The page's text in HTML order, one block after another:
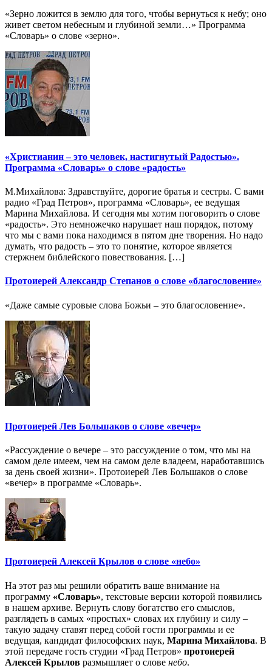
«Зерно ложится в землю для того, чтобы вернуться к небу; оно
живет светом небесным и глубиной земли…» Программа
«Словарь» о слове «зерно».
«Христианин – это человек, настигнутый Радостью».
Программа «Словарь» о слове «радость»
М.Михайлова: Здравствуйте, дорогие братья и сестры. С вами
радио «Град Петров», программа «Словарь», ее ведущая
Марина Михайлова. И сегодня мы хотим поговорить о слове
«радость». Это немножечко нарушает наш порядок, потому
что мы с вами пока находимся в пятом дне творения. Но надо
думать, что радость – это то понятие, которое является
стержнем библейского повествования. […]
Протоиерей Александр Степанов о слове «благословение»
«Даже самые суровые слова Божьи – это благословение».
Протоиерей Лев Большаков о слове «вечер»
«Рассуждение о вечере – это рассуждение о том, что мы на
самом деле имеем, чем на самом деле владеем, наработавшись
за день своей жизни». Протоиерей Лев Большаков о слове
«вечер» в программе «Словарь».
Протоиерей Алексей Крылов о слове «небо»
На этот раз мы решили обратить ваше внимание на
программу «Словарь», текстовые версии которой появились
в нашем архиве. Вернуть слову богатство его смыслов,
разглядеть в самых «простых» словах их глубину и силу –
такую задачу ставят перед собой гости программы и ее
ведущая, кандидат философских наук, Марина Михайлова. В
этой передаче гость студии «Град Петров» протоиерей
Алексей Крылов размышляет о слове небо.